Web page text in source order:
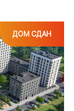
ДОМ СДАН